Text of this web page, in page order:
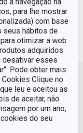
para lhe mostrar
com base
seus hábitos de
otimizar a web
adquiridos
desativar esses
Pode obter mais
Clique no
leu e aceitou as
de aceitar, não
por um ano,
do seu